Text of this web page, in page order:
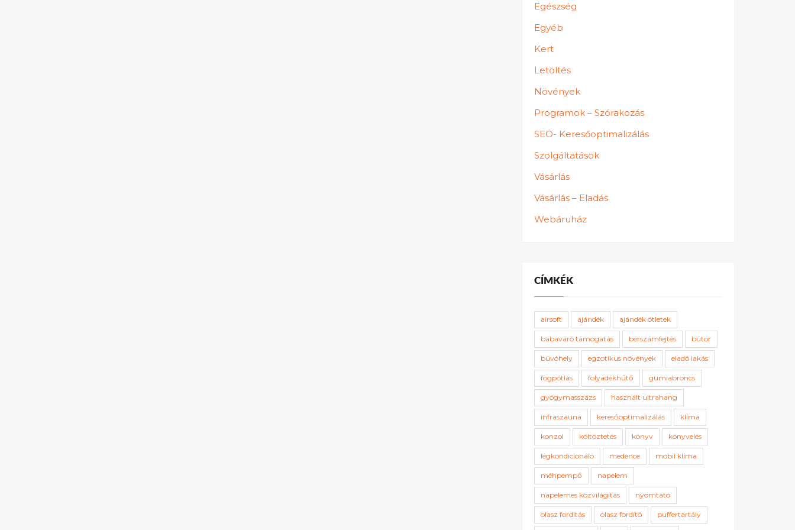
Egészség
Egyéb
Kert
Letöltés
Növények
Programok – Szórakozás
SEO- Keresőoptimalizálás
Szolgáltatások
Vásárlás
Vásárlás – Eladás
Webáruház
CÍMKÉK
airsoft ajándék ajándék ötletek
babaváró támogatás bérszámfejtés bútor
búvóhely egzotikus növények eladó lakás
fogpótlás folyadékhűtő gumiabroncs
gyógymasszázs használt ultrahang
infraszauna keresőoptimalizálás klíma
konzol költöztetés könyv könyvelés
légkondicionáló medence mobil klíma
méhpempő napelem
napelemes közvilágítás nyomtató
olasz fordítás olasz fordító puffertartály